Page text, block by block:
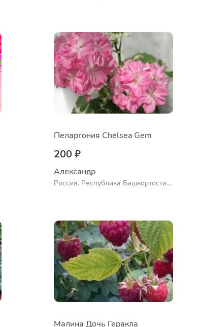
Пеларгония Chelsea Gem
200 ₽
Александр
Россия, Республика Башкортостан,
Малина Дочь Геракла